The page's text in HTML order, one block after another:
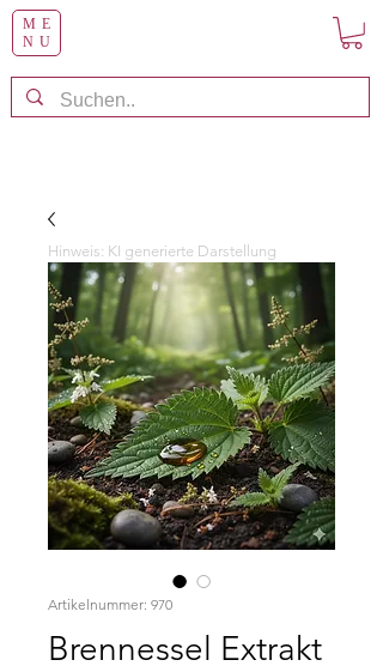
ME
NU
Artikelnummer: 970
Brennessel Extrakt
Hinweis: KI generierte Darstellung